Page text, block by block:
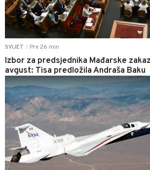
SVIJET Pre 26 min
Izbor za predsjednika Mađarske
avgust: Tisa predložila Andraša Baku